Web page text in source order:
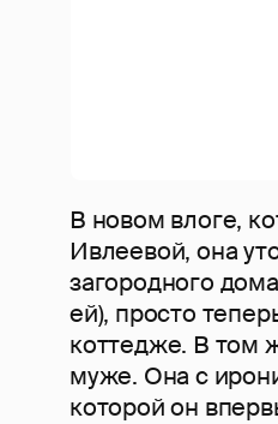
В новом влоге,
Ивлеевой, она
загородного
ей), просто
коттедже. В том
муже. Она с
которой он